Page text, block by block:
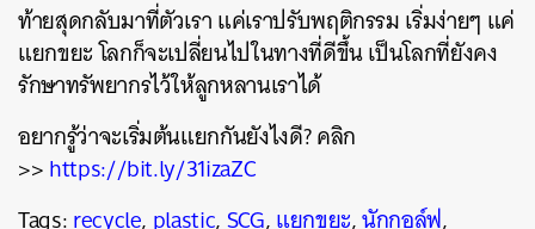
ท้ายสุดกลับมาที่ตัวเรา แค่เราปรับพฤติกรรม เริ่มง่ายๆ แค่
แยกขยะ โลกก็จะเปลี่ยนไปในทางที่ดีขึ้น เป็นโลกที่ยังคง
รักษาทรัพยากรไว้ให้ลูกหลานเราได้
อยากรู้ว่าจะเริ่มต้นแยกกันยังไงดี? คลิก
>>https://bit.ly/31izaZC
Tags:recycle, plastic,SCG,แยกขยะ,นักกอล์ฟ,